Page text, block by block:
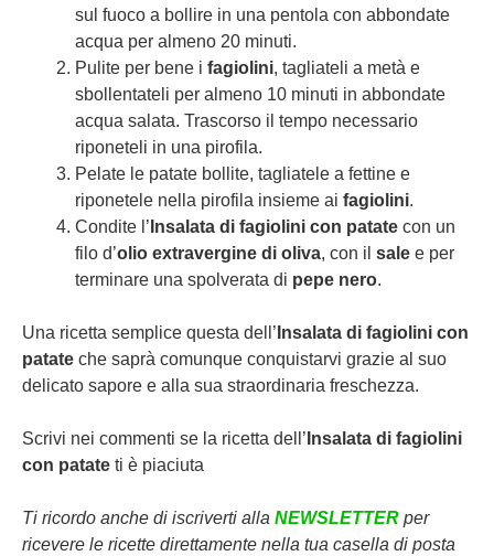
sul fuoco a bollire in una pentola con abbondate
acqua per almeno 20 minuti.
Pulite per bene i fagiolini, tagliateli a metà e
sbollentateli per almeno 10 minuti in abbondate
acqua salata. Trascorso il tempo necessario
riponeteli in una pirofila.
Pelate le patate bollite, tagliatele a fettine e
riponetele nella pirofila insieme ai fagiolini.
Condite l’ Insalata di fagiolini con patate con un
filo d’olio extravergine di oliva, con il sale e per
terminare una spolverata di pepe nero.
Una ricetta semplice questa dell’ Insalata di fagiolini con
patate che saprà comunque conquistarvi grazie al suo
delicato sapore e alla sua straordinaria freschezza.
Scrivi nei commenti se la ricetta dell’ Insalata di fagiolini
con patate ti è piaciuta
Ti ricordo anche di iscriverti alla NEWSLETTER per
ricevere le ricette direttamente nella tua casella di posta